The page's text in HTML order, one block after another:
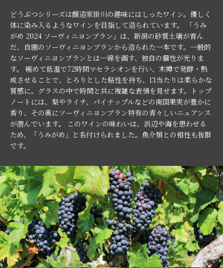
どうぶつシリーズは醸造家掛川の趣味にはしったワイン。優しく
体に染み入るようなワインを目指して造られています。 「うみ
がめ 2024 ソーヴィニヨンブラン」は、新潟の砂質土壌が育ん
だ、自園のソーヴィニヨンブランから造られた一本です。一般的
なソーヴィニヨンブランとは一線を画す、独自の個性が光りま
す。 極めて低温で72時間マセラシオンを行い、木樽で発酵・熟
成させることで、とろりとした粘性を持ち、口当たりは柔らかな
質感に。グラスの中で時間と共に複雑な表情を見せます。トップ
ノートには、梨やライチ、パイナップルなどの南国果実が豊かに
香り、その奥にソーヴィニヨンブラン特有の青々しいニュアンス
が潜んでいます。 このワインの味わいは、浜辺や海を思わせる
ため、「うみがめ」と名付けられました。魚介類との相性も抜群
です。